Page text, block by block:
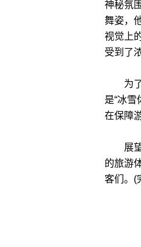
神秘氛
舞姿，
视觉上
受到了
为了
是“冰雪
在保障
展望
的旅游
客们。(